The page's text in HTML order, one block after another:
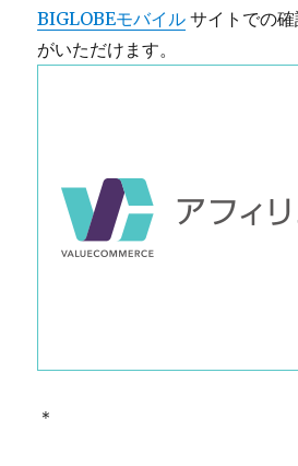
BIGLOBEモバイル サイトでの
がいただけます。
＊